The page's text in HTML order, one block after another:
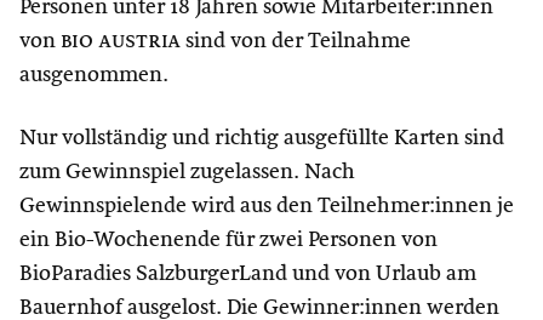
Personen unter 18 Jahren sowie Mitarbeiter:innen
von bio austria sind von der Teilnahme
ausgenommen.
Nur vollständig und richtig ausgefüllte Karten sind
zum Gewinnspiel zugelassen. Nach
Gewinnspielende wird aus den Teilnehmer:innen je
ein Bio-Wochenende für zwei Personen von
BioParadies SalzburgerLand und von Urlaub am
Bauernhof ausgelost. Die Gewinner:innen werden